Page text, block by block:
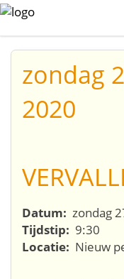
zondag
2020
Datum: zondag
Tijdstip: 9:30
Locatie: Nieuw